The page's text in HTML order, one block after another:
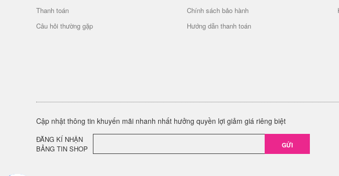
Thanh toán
Câu hỏi thường gặp
Chính sách bảo hành
Hướng dẫn thanh toán
Cập nhật thông tin khuyến mãi nhanh nhất hưởng quyền lợi giảm giá riêng biệt
ĐĂNG KÍ NHẬN
BẢNG TIN SHOP
GỬI